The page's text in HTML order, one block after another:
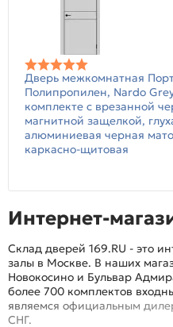
Дверь межкомнатная
Полипропилен, Nardo
комплекте с врезанной
магнитной защелкой,
алюминиевая черная
каркасно-щитовая
Интернет-
Склад дверей 169.RU - это
залы в Москве. В наших
Новокосино и Бульвар
более 700 комплектов
являемся официальным
СНГ.